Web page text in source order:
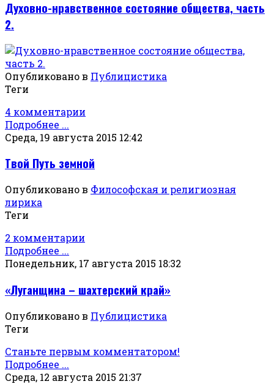
Духовно-нравственное состояние общества, часть
2.
Опубликовано в Публицистика
Теги
4 комментарии
Подробнее ...
Среда, 19 августа 2015 12:42
Твой Путь земной
Опубликовано в Философская и религиозная
лирика
Теги
2 комментарии
Подробнее ...
Понедельник, 17 августа 2015 18:32
«Луганщина – шахтерский край»
Опубликовано в Публицистика
Теги
Станьте первым комментатором!
Подробнее ...
Среда, 12 августа 2015 21:37